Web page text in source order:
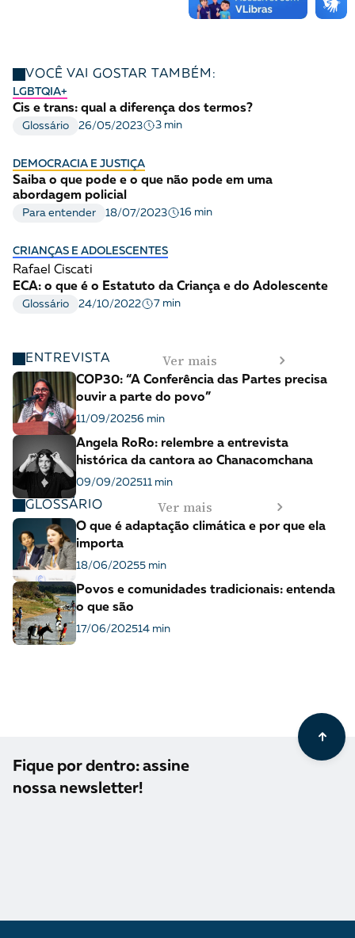
VOCÊ VAI GOSTAR TAMBÉM:
LGBTQIA+
Cis e trans: qual a diferença dos termos?
Glossário 26/05/2023 3 min
DEMOCRACIA E JUSTIÇA
Saiba o que pode e o que não pode em uma
abordagem policial
Para entender 18/07/2023 16 min
CRIANÇAS E ADOLESCENTES
Rafael Ciscati
ECA: o que é o Estatuto da Criança e do Adolescente
Glossário 24/10/2022 7 min
ENTREVISTA Ver mais
COP30: “A Conferência das Partes precisa
ouvir a parte do povo”
11/09/20256 min
Angela RoRo: relembre a entrevista
histórica da cantora ao Chanacomchana
09/09/202511 min
GLOSSÁRIO Ver mais
O que é adaptação climática e por que ela
importa
18/06/20255 min
Povos e comunidades tradicionais: entenda
o que são
17/06/202514 min
Fique por dentro: assine
nossa newsletter!